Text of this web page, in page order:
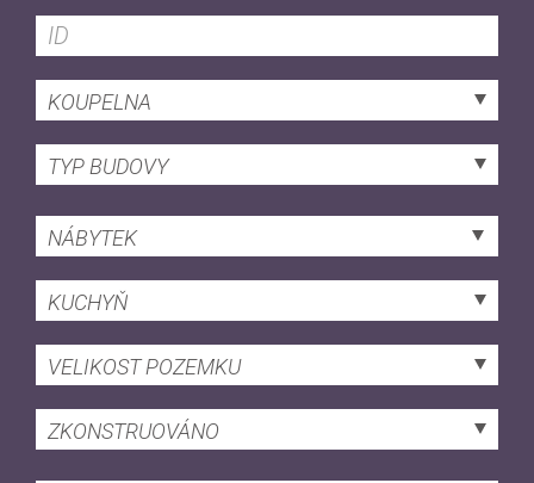
KOUPELNA
TYP BUDOVY
NÁBYTEK
KUCHYŇ
VELIKOST POZEMKU
ZKONSTRUOVÁNO